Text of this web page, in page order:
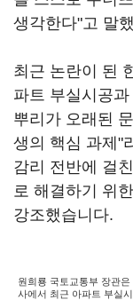
생각한다"고 말
최근 논란이 된
파트 부실시공
뿌리가 오래된
생의 핵심 과제"
감리 전반에 걸
로 해결하기 위
강조했습니다.
원희룡 국토교통부 장관
사에서 최근 아파트 부실